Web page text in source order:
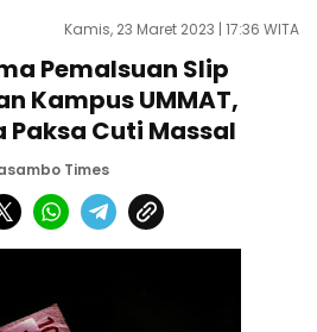
Kamis, 23 Maret 2023 | 17:36 WITA
Pemalsuan Slip
Kampus UMMAT,
Paksa Cuti Massal
Times